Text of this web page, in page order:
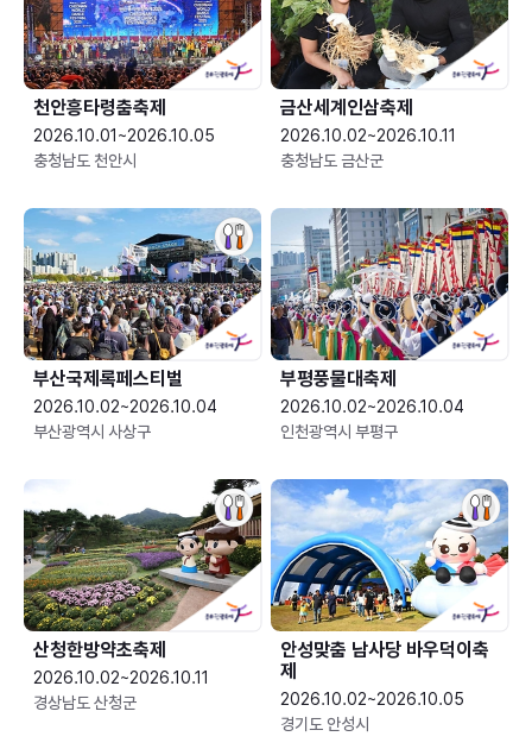
천안흥타령춤축제
2026.10.01~2026.10.05
충청남도 천안시
금산세계인삼축제
2026.10.02~2026.10.11
충청남도 금산군
부산국제록페스티벌
2026.10.02~2026.10.04
부산광역시 사상구
부평풍물대축제
2026.10.02~2026.10.04
인천광역시 부평구
산청한방약초축제
2026.10.02~2026.10.11
경상남도 산청군
안성맞춤 남사당 바우덕이축
제
2026.10.02~2026.10.05
경기도 안성시